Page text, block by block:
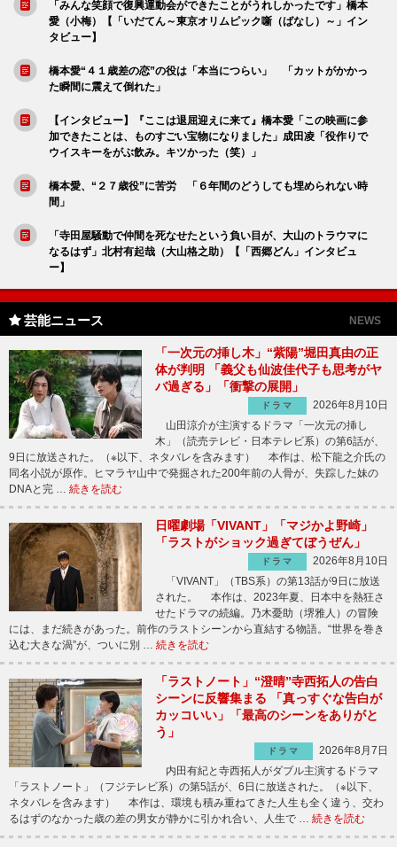
「みんな笑顔で復興運動会ができたことがうれしかったです」橋本
愛（小梅）【「いだてん～東京オリムピック噺（ばなし）～」イン
タビュー】
橋本愛“４１歳差の恋”の役は「本当につらい」 「カットがかかっ
た瞬間に震えて倒れた」
【インタビュー】『ここは退屈迎えに来て』橋本愛「この映画に参
加できたことは、ものすごい宝物になりました」成田凌「役作りで
ウイスキーをがぶ飲み。キツかった（笑）」
橋本愛、“２７歳役”に苦労 「６年間のどうしても埋められない時
間」
「寺田屋騒動で仲間を死なせたという負い目が、大山のトラウマに
なるはず」北村有起哉（大山格之助）【「西郷どん」インタビュ
ー】
芸能ニュース NEWS
「一次元の挿し木」“紫陽”堀田真由の正
体が判明 「義父も仙波佳代子も思考がヤ
バ過ぎる」「衝撃の展開」
ドラマ
2026年8月10日
山田涼介が主演するドラマ「一次元の挿し
木」（読売テレビ・日本テレビ系）の第6話が、
9日に放送された。（※以下、ネタバレを含みます） 本作は、松下龍之介氏の
同名小説が原作。ヒマラヤ山中で発掘された200年前の人骨が、失踪した妹の
DNAと完 … 続きを読む
日曜劇場「VIVANT」「マジかよ野崎」
「ラストがショック過ぎてぼうぜん」
ドラマ
2026年8月10日
「VIVANT」（TBS系）の第13話が9日に放送
された。 本作は、2023年夏、日本中を熱狂さ
せたドラマの続編。乃木憂助（堺雅人）の冒険
には、まだ続きがあった。前作のラストシーンから直結する物語。“世界を巻き
込む大きな渦”が、ついに別 … 続きを読む
「ラストノート」“澄晴”寺西拓人の告白
シーンに反響集まる 「真っすぐな告白が
カッコいい」「最高のシーンをありがと
う」
ドラマ
2026年8月7日
内田有紀と寺西拓人がダブル主演するドラマ
「ラストノート」（フジテレビ系）の第5話が、6日に放送された。（※以下、
ネタバレを含みます） 本作は、環境も積み重ねてきた人生も全く違う、交わ
るはずのなかった歳の差の男女が静かに引かれ合い、人生で … 続きを読む